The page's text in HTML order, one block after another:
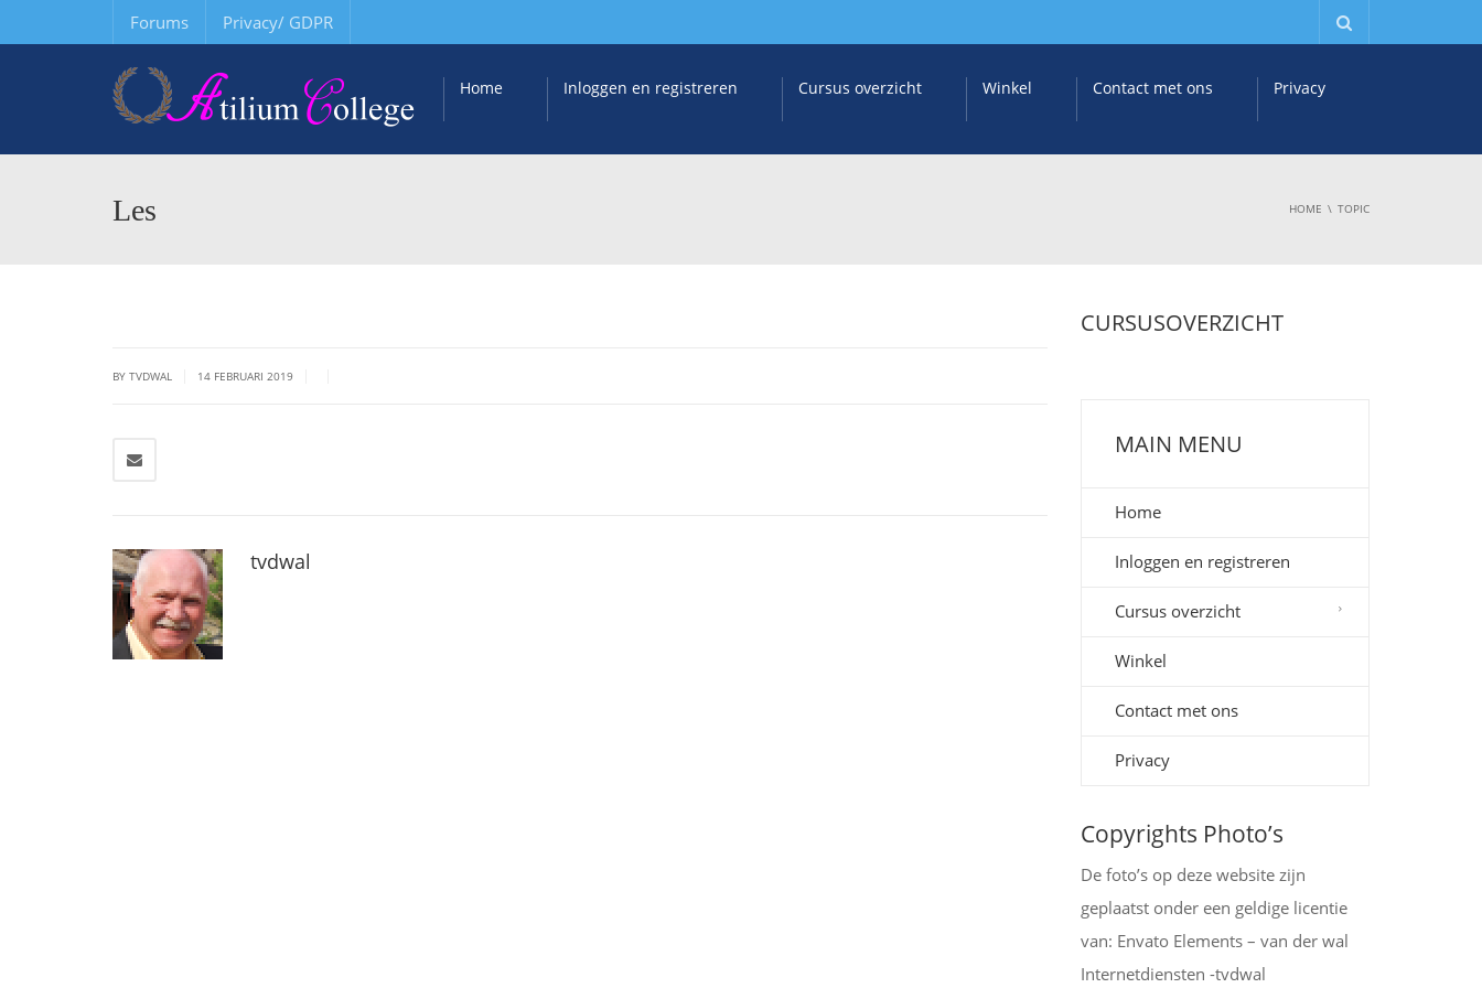
Forums Privacy/ GDPR
Home Inloggen en registreren Cursus overzicht Winkel Contact met ons Privacy
Les HOME TOPIC
BY TVDWAL 14 FEBRUARI 2019
tvdwal
CURSUSOVERZICHT
MAIN MENU
Home
Inloggen en registreren
Cursus overzicht
Winkel
Contact met ons
Privacy
Copyrights Photo’s
De foto’s op deze website zijn
geplaatst onder een geldige licentie
van: Envato Elements – van der wal
Internetdiensten -tvdwal